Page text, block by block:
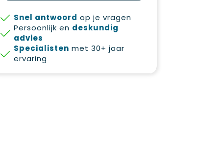
Snel antwoord op je vragen
Persoonlijk en deskundig
advies
Specialisten met 30+ jaar
ervaring